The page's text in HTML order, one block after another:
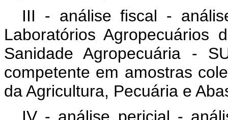
III - análise fiscal -
Laboratórios Agropecuários
Sanidade Agropecuária -
competente em amostras
da Agricultura, Pecuária e